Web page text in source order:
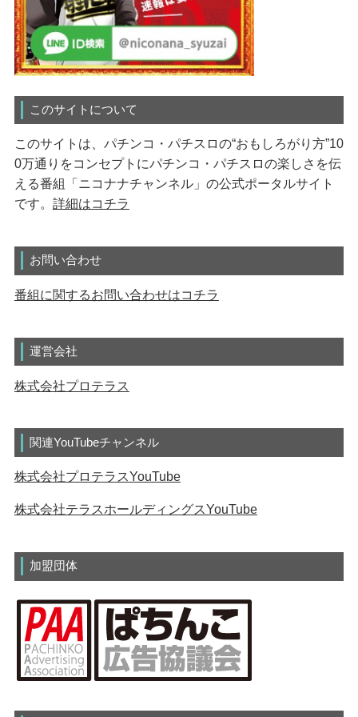
このサイトについて
このサイトは、パチンコ・パチスロの“おもしろがり方”10
0万通りをコンセプトにパチンコ・パチスロの楽しさを伝
える番組「ニコナナチャンネル」の公式ポータルサイト
です。 詳細はコチラ
お問い合わせ
番組に関するお問い合わせはコチラ
運営会社
株式会社プロテラス
関連YouTubeチャンネル
株式会社プロテラスYouTube
株式会社テラスホールディングスYouTube
加盟団体